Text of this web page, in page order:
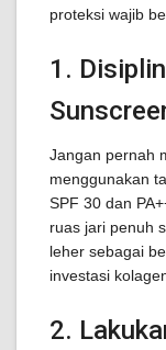
proteksi wajib
1.
Jangan pernah
menggunakan
SPF 30 dan
ruas jari penuh
leher sebagai
investasi
2.